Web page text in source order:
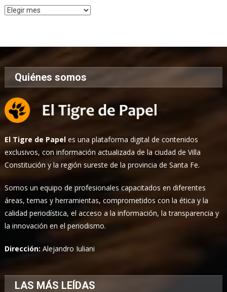
Archivo
Quiénes somos
El Tigre de Papel es una plataforma digital de contenidos
exclusivos, con información actualizada de la ciudad de Villa
Constitución y la región sureste de la provincia de Santa Fe.
Somos un equipo de profesionales capacitados en diferentes
áreas, temas y herramientas, comprometidos con la ética y la
calidad periodística, el acceso a la información, la transparencia y
la innovación en el periodismo.
Dirección:Alejandro Iuliani
LAS MÁS LEÍDAS